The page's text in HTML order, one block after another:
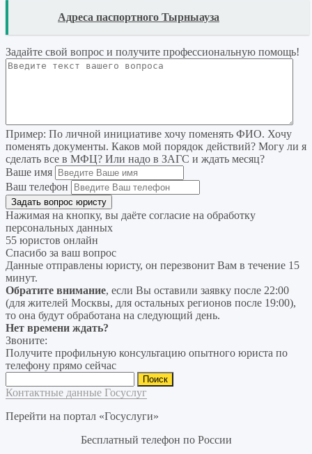
Адреса паспортного Тырныауза
Задайте свой вопрос и получите профессиональную помощь!
Пример: По личной инициативе хочу поменять ФИО. Хочу
поменять документы. Каков мой порядок действий? Могу ли я
сделать все в МФЦ? Или надо в ЗАГС и ждать месяц?
Ваше имя
Ваш телефон
Нажимая на кнопку, вы даёте согласие на обработку
персональных данных
55 юристов онлайн
Спасибо за ваш вопрос
Данные отправлены юристу, он перезвонит Вам в течение 15
минут.
Обратите внимание, если Вы оставили заявку после 22:00
(для жителей Москвы, для остальных регионов после 19:00),
то она будут обработана на следующий день.
Нет времени ждать?
Звоните:
Получите профильную консультацию опытного юриста по
телефону прямо сейчас
Контактные данные Госуслуг
Перейти на портал «Госуслуги»
Бесплатный телефон по России